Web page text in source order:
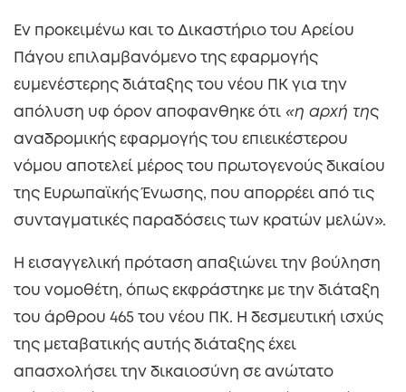
Εν προκειμένω και το Δικαστήριο του Αρείου
Πάγου επιλαμβανόμενο της εφαρμογής
ευμενέστερης διάταξης του νέου ΠΚ για την
απόλυση υφ όρον αποφανθηκε ότι «η αρχή της
αναδρομικής εφαρμογής του επιεικέστερου
νόμου αποτελεί μέρος του πρωτογενούς δικαίου
της Ευρωπαϊκής Ένωσης, που απορρέει από τις
συνταγματικές παραδόσεις των κρατών μελών».
Η εισαγγελική πρόταση απαξιώνει την βούληση
του νομοθέτη, όπως εκφράστηκε με την διάταξη
του άρθρου 465 του νέου ΠΚ. Η δεσμευτική ισχύς
της μεταβατικής αυτής διάταξης έχει
απασχολήσει την δικαιοσύνη σε ανώτατο